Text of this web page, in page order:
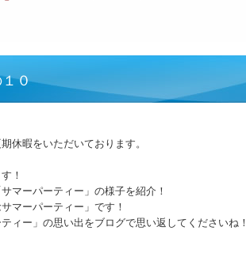
０
休暇をいただいております。
！
マーパーティー」の様子を紹介！
マーパーティー」です！
ィー」の思い出をブログで思い返してくださいね！